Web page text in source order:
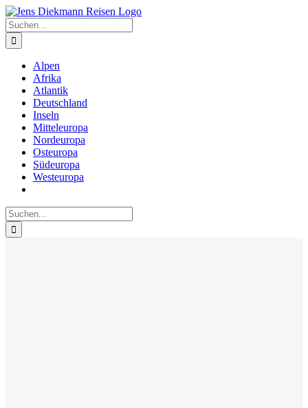
Zum
Inhalt
springen
Suche
nach:
Alpen
Afrika
Atlantik
Deutschland
Inseln
Mitteleuropa
Nordeuropa
Osteuropa
Südeuropa
Westeuropa
Suche
nach: